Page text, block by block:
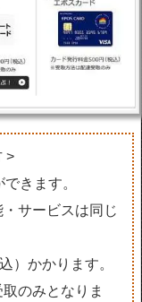
>
きます。
サービスは同じ
）かかります。
のみとなりま